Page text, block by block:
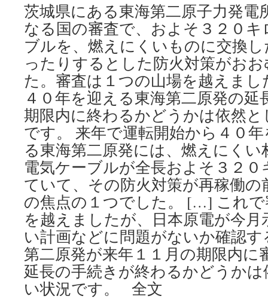
茨城県にある東海第二原子力発電
なる国の審査で、およそ３２０
ブルを、燃えにくいものに交換
ったりするとした防火対策がお
た。審査は１つの山場を越えま
４０年を迎える東海第二原発の
期限内に終わるかどうかは依然
です。 来年で運転開始から４０
る東海第二原発には、燃えにく
電気ケーブルが全長およそ３２
ていて、その防火対策が再稼働
の焦点の１つでした。 […] これ
を越えましたが、日本原電が今
い計画などに問題がないか確認
第二原発が来年１１月の期限内に
延長の手続きが終わるかどうか
い状況です。 全文